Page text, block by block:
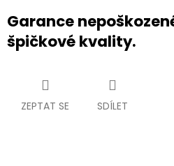
Garance
špičkové kvality.
ZEPTAT SE SDÍLET